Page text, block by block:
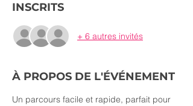
INSCRITS
+ 6 autres invités
À PROPOS DE L'ÉVÉNEMENT
Un parcours facile et rapide, parfait pour